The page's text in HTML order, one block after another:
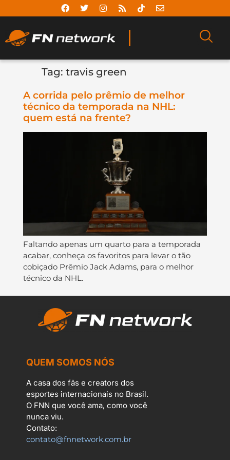
Tag: travis green
A corrida pelo prêmio de melhor
técnico da temporada na NHL:
quem está na frente?
Faltando apenas um quarto para a temporada
acabar, conheça os favoritos para levar o tão
cobiçado Prêmio Jack Adams, para o melhor
técnico da NHL.
QUEM SOMOS NÓS
A casa dos fãs e creators dos
esportes internacionais no Brasil.
O FNN que você ama, como você
nunca viu.
Contato:
contato@fnnetwork.com.br